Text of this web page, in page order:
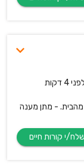
לפני 4 דקות
מהבית. - מתן מענה